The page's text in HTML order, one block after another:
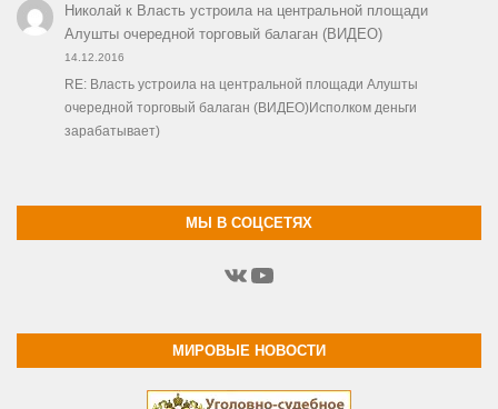
Николайк Власть устроила на центральной площади
Алушты очередной торговый балаган (ВИДЕО)
14.12.2016
RE: Власть устроила на центральной площади Алушты
очередной торговый балаган (ВИДЕО)Исполком деньги
зарабатывает)
МЫ В СОЦСЕТЯХ
ВКонтакте
YouTube
МИРОВЫЕ НОВОСТИ